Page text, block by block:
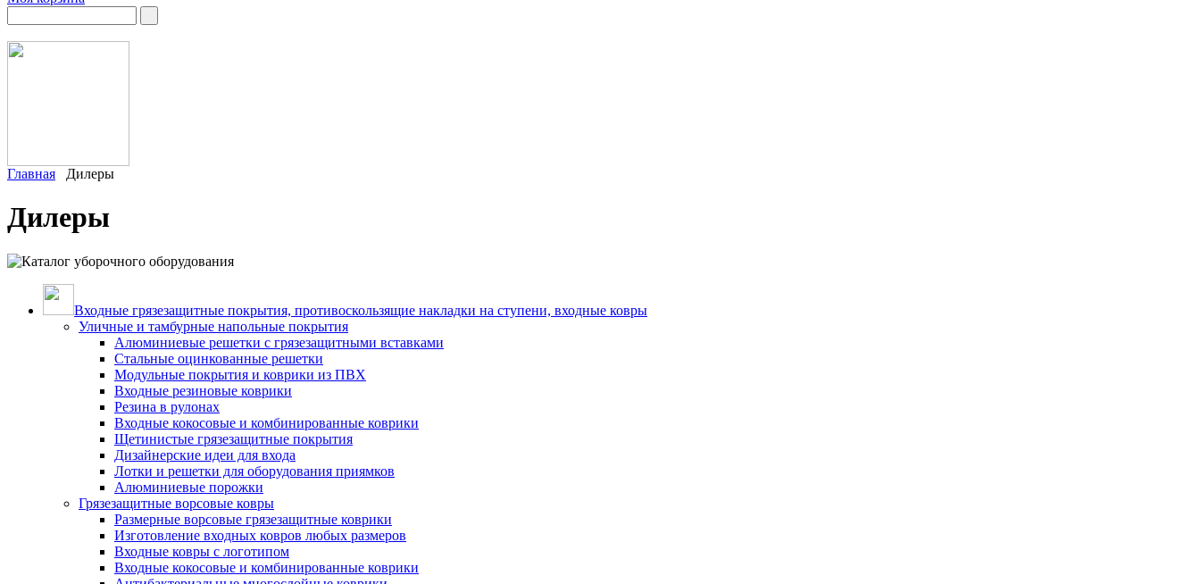
Главная Дилеры
Дилеры
Входные грязезащитные покрытия, противоскользящие накладки на ступени, входные ковры
Уличные и тамбурные напольные покрытия
Алюминиевые решетки с грязезащитными вставками
Стальные оцинкованные решетки
Модульные покрытия и коврики из ПВХ
Входные резиновые коврики
Резина в рулонах
Входные кокосовые и комбинированные коврики
Щетинистые грязезащитные покрытия
Дизайнерские идеи для входа
Лотки и решетки для оборудования приямков
Алюминиевые порожки
Грязезащитные ворсовые ковры
Размерные ворсовые грязезащитные коврики
Изготовление входных ковров любых размеров
Входные ковры с логотипом
Входные кокосовые и комбинированные коврики